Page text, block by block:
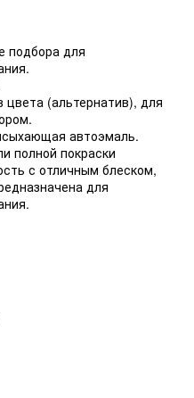
подбора для
(альтернатив), для
автоэмаль.
полной покраски
с отличным блеском,
для